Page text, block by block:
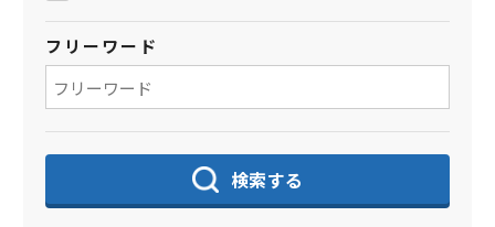
フリーワード
検索する